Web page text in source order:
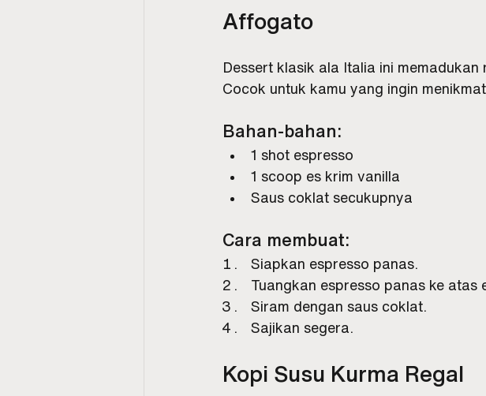
Affogato
Dessert klasik ala Italia ini
Cocok untuk kamu yang ingin
Bahan-bahan:
1 shot espresso
1 scoop es krim vanilla
Saus coklat secukupnya
Cara membuat:
Siapkan espresso panas.
Tuangkan espresso panas ke atas
Siram dengan saus coklat.
Sajikan segera.
Kopi Susu Kurma Regal